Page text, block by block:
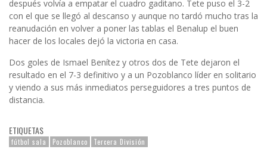
después volvía a empatar el cuadro gaditano. Tete puso el 3-2
con el que se llegó al descanso y aunque no tardó mucho tras la
reanudación en volver a poner las tablas el Benalup el buen
hacer de los locales dejó la victoria en casa.
Dos goles de Ismael Benítez y otros dos de Tete dejaron el
resultado en el 7-3 definitivo y a un Pozoblanco líder en solitario
y viendo a sus más inmediatos perseguidores a tres puntos de
distancia.
ETIQUETAS
fútbol sala Pozoblanco Tercera División